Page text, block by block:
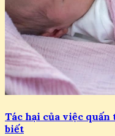
Tác hại của việc quấn
biết